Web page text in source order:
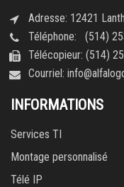
Adresse: 12421
Téléphone: (514)
Télécopieur: (514)
Courriel:
INFORMATIONS
Services TI
Montage personnalisé
Télé IP